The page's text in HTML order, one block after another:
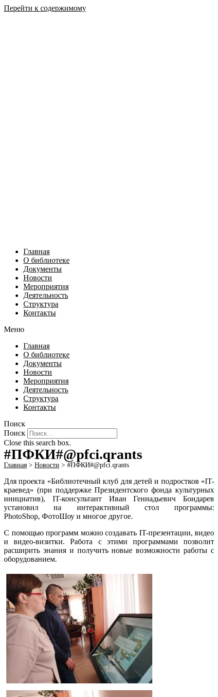
Перейти к содержимому
Главная
О библиотеке
Документы
Новости
Мероприятия
Деятельность
Структура
Контакты
Меню
Главная
О библиотеке
Документы
Новости
Мероприятия
Деятельность
Структура
Контакты
Поиск
Поиск
Close this search box.
#ПФКИ#@pfci.qrants
Главная > Новости > #ПФКИ#@pfci.qrants
Для проекта «Библиотечный клуб для детей и подростков «IT-
краевед» (при поддержке Президентского фонда культурных
инициатив), IT-консультант Иван Геннадьевич Бондарев
установил на интерактивный стол программы:
PhotoShop, ФотоШоу и многое другое.
С помощью программ можно создавать IT-презентации, видео
и видео-визитки. Работа с этими программами позволит
расширить знания и получить новые возможности работы с
оборудованием.